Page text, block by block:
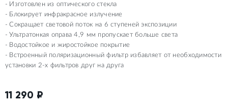
Изготовлен из оптического стекла
Блокирует инфракрасное излучение
Сокращает световой поток на 6 ступеней экспозиции
Ультратонкая оправа 4,9 мм пропускает больше света
Водостойкое и жиростойкое покрытие
Встроенный поляризационный фильтр избавляет от необходимости
установки 2-х фильтров друг на друга
11 290 ₽